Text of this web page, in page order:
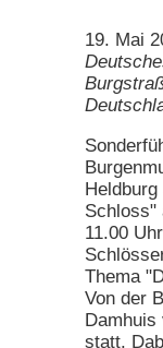
19. Mai
Schloss"
11.00
Thema
Von der
Damhuis
statt.